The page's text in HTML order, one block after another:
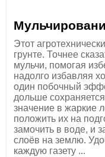
Этот
грунте. Точнее
мульчи, помогая
надолго избавляя
один побочный
дольше
значение в жаркие
положить их на
замочить в воде, и
слоёв на землю.
каждую газету ...